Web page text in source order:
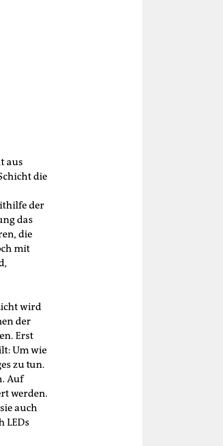
aus
die
der
das
die
mit
wird
der
Erst
Um wie
zu tun.
Auf
werden.
auch
LEDs